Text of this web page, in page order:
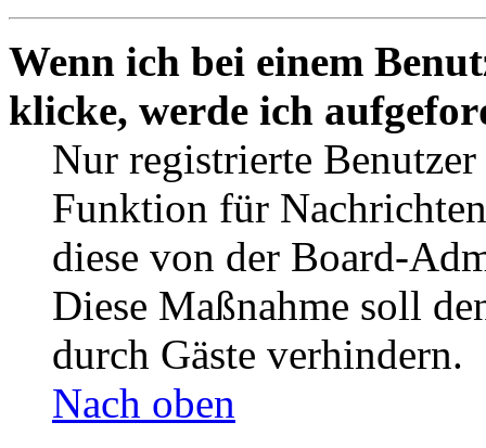
Wenn ich bei einem
klicke, werde ich
Nur registrierte
Funktion für
diese von der Board-
Diese Maßnahme soll
durch Gäste verhindern.
Nach oben